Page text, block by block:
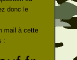
donc le
mail à cette
: